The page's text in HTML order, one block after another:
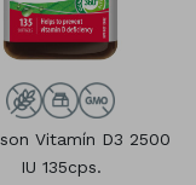
Vitamín D3 2500
IU 135cps.